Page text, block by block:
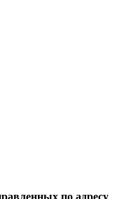
по адресу